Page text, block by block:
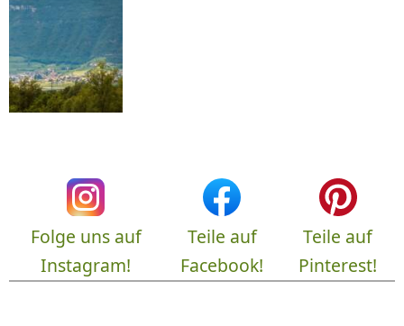
Folge uns auf
Instagram!
Teile auf
Facebook!
Teile auf
Pinterest!